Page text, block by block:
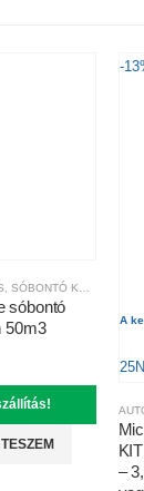
SÓBONTÓ KÉSZÜLÉKEK
sóbontó
50m3
-
A
25
–